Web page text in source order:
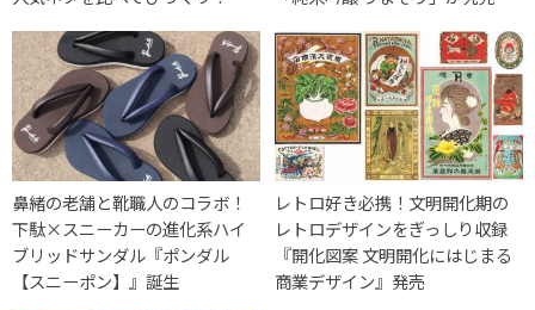
鼻緒の老舗と靴職人のコラボ！
下駄×スニーカーの進化系ハイ
ブリッドサンダル『ポンダル
【スニーポン】』誕生
レトロ好き必携！文明開化期の
レトロデザインをぎっしり収録
『開化図案 文明開化にはじまる
商業デザイン』発売